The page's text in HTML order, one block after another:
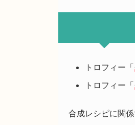
トロフィー「
トロフィー「
合成レシピに関